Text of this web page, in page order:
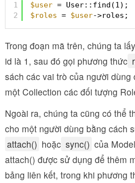
1
2
$user = User::find(1);
$roles = $user->roles;
Trong đoạn mã trên, chúng ta
id là 1, sau đó gọi phương thức
sách các vai trò của người dùng
một Collection các đối tượng
Ngoài ra, chúng ta cũng có thể
cho một người dùng bằng cách
attach() hoặc sync() của Model
attach() được sử dụng để thêm
bảng liên kết, trong khi phương